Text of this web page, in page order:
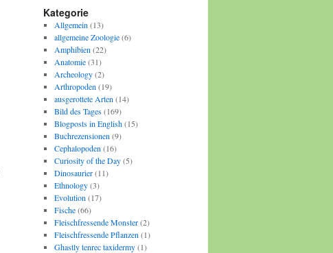
Kategorie
Allgemein (13)
allgemeine Zoologie(6)
Amphibien (22)
Anatomie(31)
Archeology(2)
Arthropoden (19)
ausgerottete Arten (14)
Bild des Tages(169)
Blogposts in English(15)
Buchrezensionen (9)
Cephalopoden (16)
Curiosity of the Day(5)
Dinosaurier(11)
Ethnology(3)
Evolution (17)
Fische(66)
Fleischfressende Monster(2)
Fleischfressende Pflanzen (1)
Ghastly tenrec taxidermy(1)